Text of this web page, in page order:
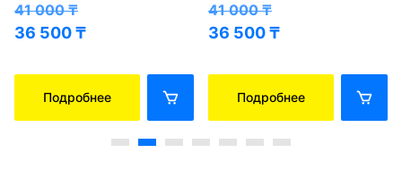
41 000₸
36 500₸
Подробнее
41 000₸
36 500₸
Подробнее